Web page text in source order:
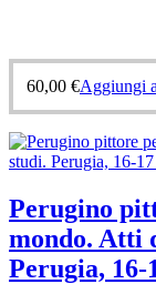
60,00 €Aggiungi
Perugino
mondo. Atti
Perugia, 16-